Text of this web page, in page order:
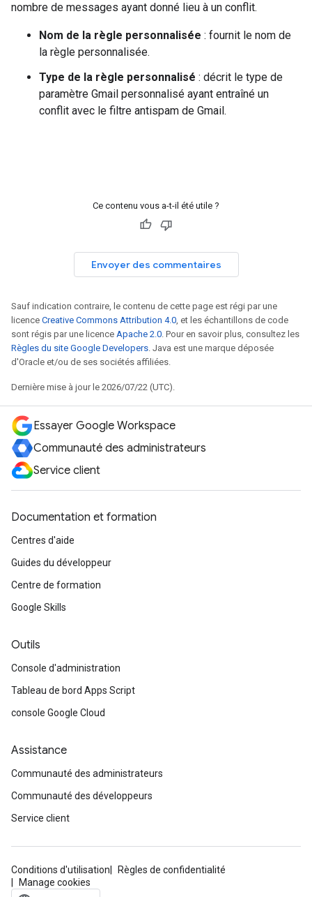
nombre de messages ayant donné lieu à un conflit.
Nom de la règle personnalisée : fournit le nom de
la règle personnalisée.
Type de la règle personnalisé : décrit le type de
paramètre Gmail personnalisé ayant entraîné un
conflit avec le filtre antispam de Gmail.
Ce contenu vous a-t-il été utile ?
Envoyer des commentaires
Sauf indication contraire, le contenu de cette page est régi par une
licence Creative Commons Attribution 4.0, et les échantillons de code
sont régis par une licence Apache 2.0. Pour en savoir plus, consultez les
Règles du site Google Developers. Java est une marque déposée
d'Oracle et/ou de ses sociétés affiliées.
Dernière mise à jour le 2026/07/22 (UTC).
Essayer Google Workspace
Communauté des administrateurs
Service client
Documentation et formation
Centres d'aide
Guides du développeur
Centre de formation
Google Skills
Outils
Console d'administration
Tableau de bord Apps Script
console Google Cloud
Assistance
Communauté des administrateurs
Communauté des développeurs
Service client
Conditions d'utilisation
Règles de confidentialité
Manage cookies